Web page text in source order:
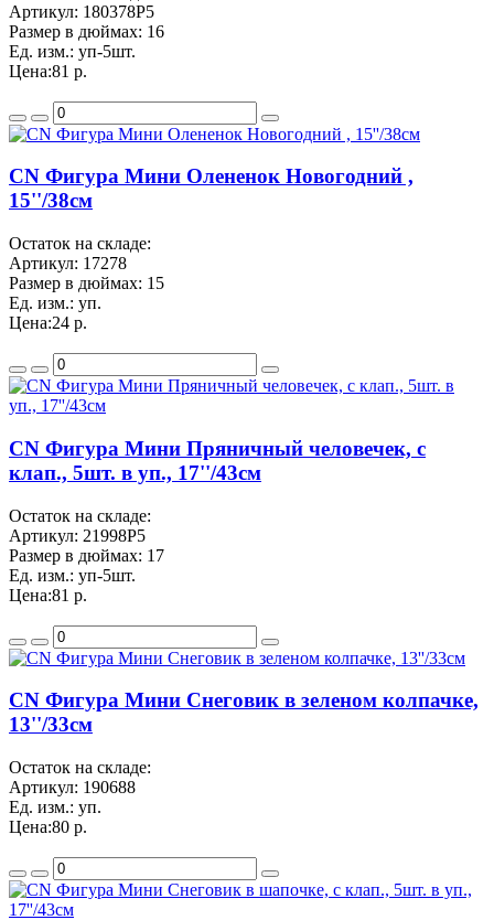
Артикул: 180378P5
Размер в дюймах: 16
Ед. изм.: уп-5шт.
Цена:81 р.
CN Фигура Мини Олененок Новогодний ,
15''/38см
Остаток на складе:
Артикул: 17278
Размер в дюймах: 15
Ед. изм.: уп.
Цена:24 р.
CN Фигура Мини Пряничный человечек, с
клап., 5шт. в уп., 17''/43см
Остаток на складе:
Артикул: 21998P5
Размер в дюймах: 17
Ед. изм.: уп-5шт.
Цена:81 р.
CN Фигура Мини Снеговик в зеленом колпачке,
13''/33см
Остаток на складе:
Артикул: 190688
Ед. изм.: уп.
Цена:80 р.